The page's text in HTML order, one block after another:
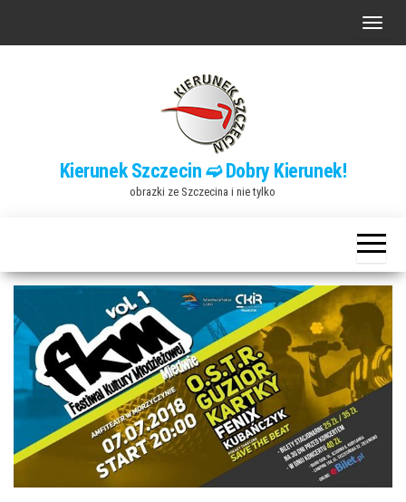
P
n
a
w
i
a
c
ę
Kierunek Szczecin ➫ Dobry Kierunek!
obrazki ze Szczecina i nie tylko